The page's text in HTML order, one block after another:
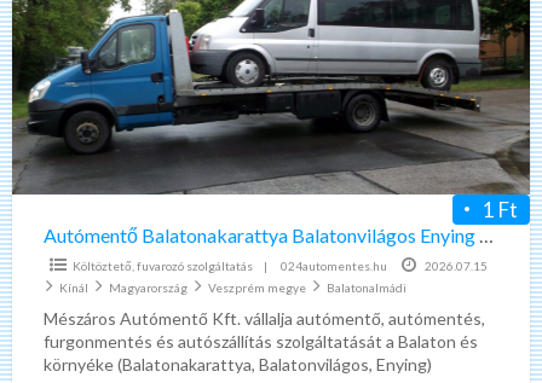
Balatonvilágos
Enying
0-
24.
1 Ft
Autómentő Balatonakarattya Balatonvilágos Enying 0-24.
Költöztető, fuvarozó szolgáltatás | 024automentes.hu
2026.07.15
Kínál
Magyarország Veszprém megye Balatonalmádi
Mészáros Autómentő Kft. vállalja autómentő, autómentés,
furgonmentés és autószállítás szolgáltatását a Balaton és
környéke (Balatonakarattya, Balatonvilágos, Enying)